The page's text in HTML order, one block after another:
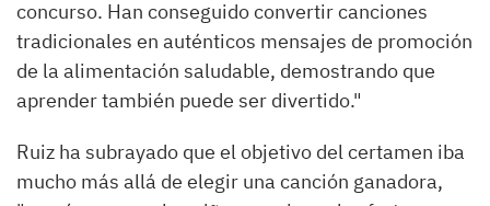
concurso. Han conseguido convertir canciones
tradicionales en auténticos mensajes de promoción
de la alimentación saludable, demostrando que
aprender también puede ser divertido."
Ruiz ha subrayado que el objetivo del certamen iba
mucho más allá de elegir una canción ganadora,